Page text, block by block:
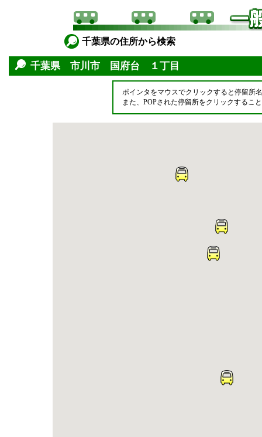
千葉県の住所から検索
千葉県 市川市 国府台 １丁目
ポインタをマウスでクリックすると停留所
また、POPされた停留所をクリックするこ